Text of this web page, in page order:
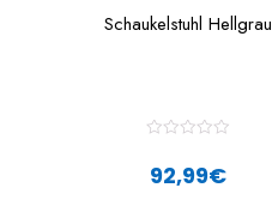
Schaukelstuhl Hellgrau
t92,99€